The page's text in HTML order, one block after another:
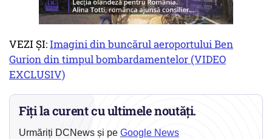
VEZI ȘI:Imagini din buncărul aeroportului Ben
Gurion din timpul bombardamentelor (VIDEO
EXCLUSIV)
Fiți la curent cu ultimele noutăți.
Urmăriți DCNews și pe Google News